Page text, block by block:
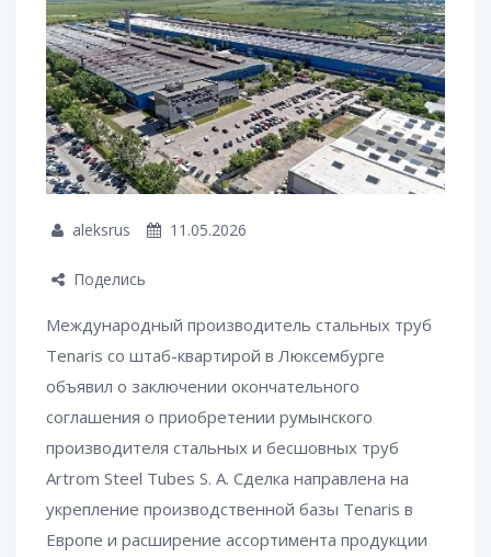
aleksrus 11.05.2026
Поделись
Международный производитель стальных труб
Tenaris со штаб-квартирой в Люксембурге
объявил о заключении окончательного
соглашения о приобретении румынского
производителя стальных и бесшовных труб
Artrom Steel Tubes S. A. Сделка направлена на
укрепление производственной базы Tenaris в
Европе и расширение ассортимента продукции